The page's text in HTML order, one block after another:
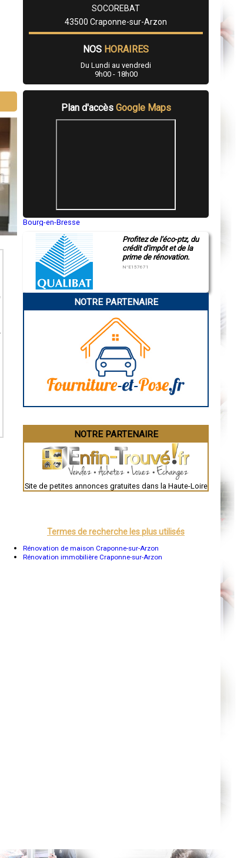
SOCOREBAT
43500 Craponne-sur-Arzon
NOS HORAIRES
Du Lundi au vendredi
9h00 - 18h00
Plan d'accès Google Maps
Bourg-en-Bresse
Montluçon
Manosque
Gap
Charleville-Mézières
Pamiers
Narbonne
Brive-la-Gaillarde
Guéret
Besançon
Évreux
Chartres
Nîmes
Auch
Dole
Mont-de-Marsan
Chambéry
Profitez de l'éco-ptz, du
crédit d'impôt et de la
prime de rénovation.
N°E157671
NOTRE PARTENAIRE
NOTRE PARTENAIRE
Site de petites annonces gratuites dans la Haute-Loire
Termes de recherche les plus utilisés
Rénovation de maison Craponne-sur-Arzon
Rénovation immobilière Craponne-sur-Arzon